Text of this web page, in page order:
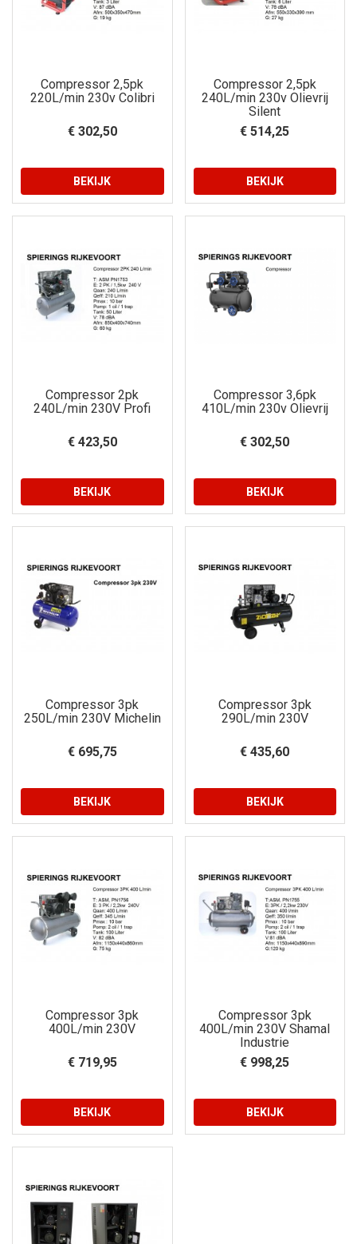
Compressor 2,5pk
220L/min 230v Colibri
€ 302,50
BEKIJK
Compressor 2,5pk
240L/min 230v Olievrij
Silent
€ 514,25
BEKIJK
Compressor 2pk
240L/min 230V Profi
€ 423,50
BEKIJK
Compressor 3,6pk
410L/min 230v Olievrij
€ 302,50
BEKIJK
Compressor 3pk
250L/min 230V Michelin
€ 695,75
BEKIJK
Compressor 3pk
290L/min 230V
€ 435,60
BEKIJK
Compressor 3pk
400L/min 230V
€ 719,95
BEKIJK
Compressor 3pk
400L/min 230V Shamal
Industrie
€ 998,25
BEKIJK